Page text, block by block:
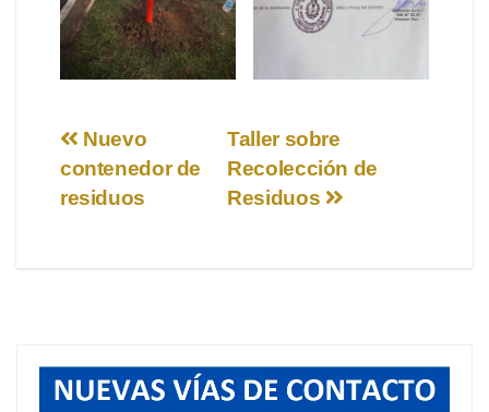
Navegación
de
Taller sobre
Recolección de
Residuos
Nuevo
contenedor de
residuos